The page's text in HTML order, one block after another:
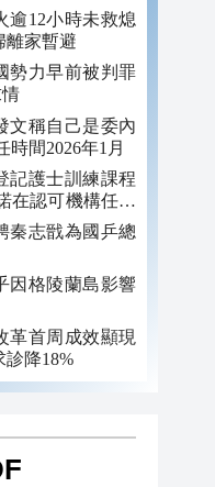
逾12小時未救熄
離家暫避
勢力早前被判罪
文稱自己是委內
時間2026年1月
記護士訓練課程
在認可機構任職
秦志戩為國乒總
因格陵蘭島影響
革首周成效顯現
診降18%